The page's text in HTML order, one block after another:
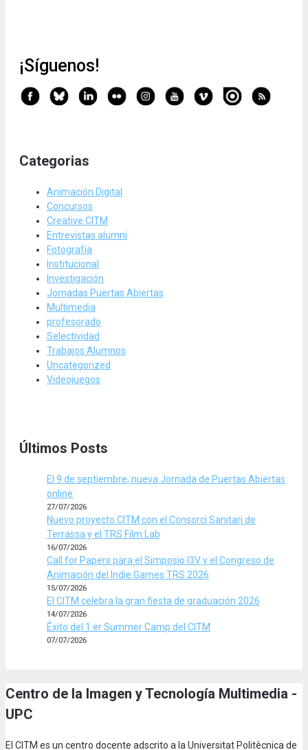
¡Síguenos!
Categorias
Animación Digital
Concursos
Creative CITM
Entrevistas alumni
Fotografía
Institucional
Investigación
Jornadas Puertas Abiertas
Multimedia
profesorado
Selectividad
Trabajos Alumnos
Uncategorized
Videojuegos
Últimos Posts
El 9 de septiembre, nueva Jornada de Puertas Abiertas
online
27/07/2026
Nuevo proyecto CITM con el Consorci Sanitari de
Terrassa y el TRS Film Lab
16/07/2026
Call for Papers para el Simposio I3V y el Congreso de
Animación del Indie Games TRS 2026
15/07/2026
El CITM celebra la gran fiesta de graduación 2026
14/07/2026
Éxito del 1.er Summer Camp del CITM
07/07/2026
Centro de la Imagen y Tecnología Multimedia -
UPC
El CITM es un centro docente adscrito a la Universitat Politècnica de